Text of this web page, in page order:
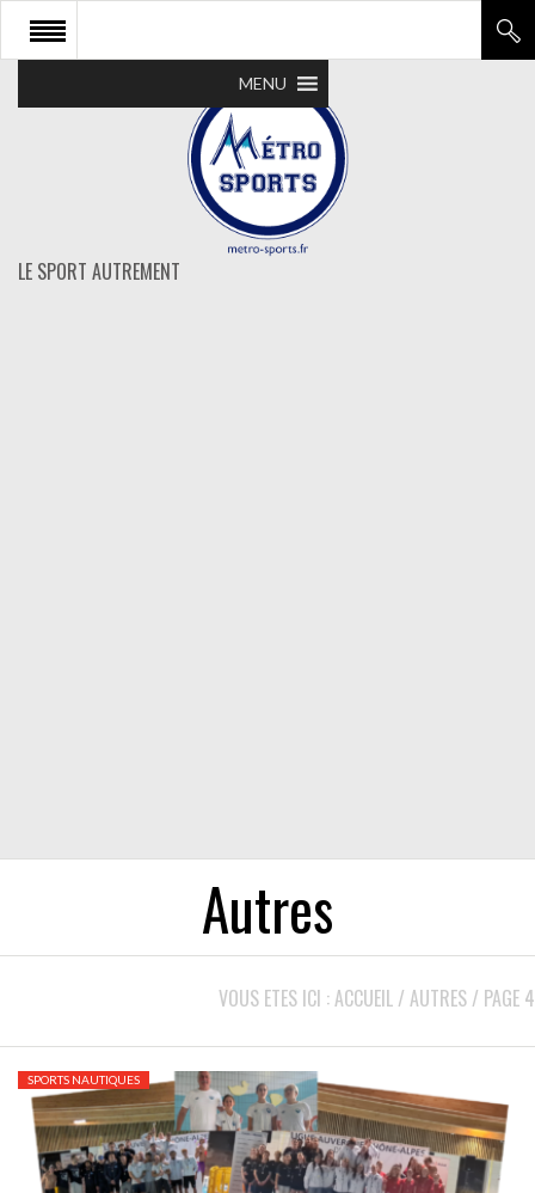
LE SPORT AUTREMENT
MENU
Autres
VOUS ETES ICI : ACCUEIL / AUTRES / PAGE 4
SPORTS NAUTIQUES